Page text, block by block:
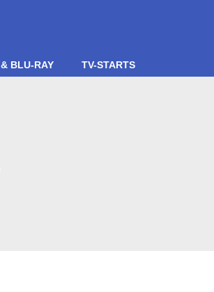
BLU-RAY TV-STARTS